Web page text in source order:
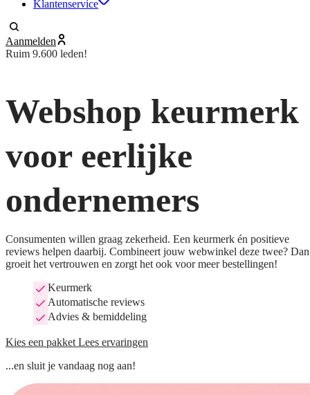
Klantenservice
Aanmelden
Ruim 9.600 leden!
Webshop keurmerk
voor eerlijke
ondernemers
Consumenten willen graag zekerheid. Een keurmerk én positieve
reviews helpen daarbij. Combineert jouw webwinkel deze twee? Dan
groeit het vertrouwen en zorgt het ook voor meer bestellingen!
Keurmerk
Automatische reviews
Advies & bemiddeling
Kies een pakket Lees ervaringen
...en sluit je vandaag nog aan!